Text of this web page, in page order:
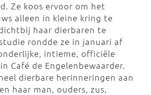
Ze koos ervoor om het
alleen in kleine kring te
haar dierbaren te
rondde ze in januari af
intieme, officiële
Café de Engelenbewaarder.
dierbare herinneringen aan
haar man, ouders, zus,